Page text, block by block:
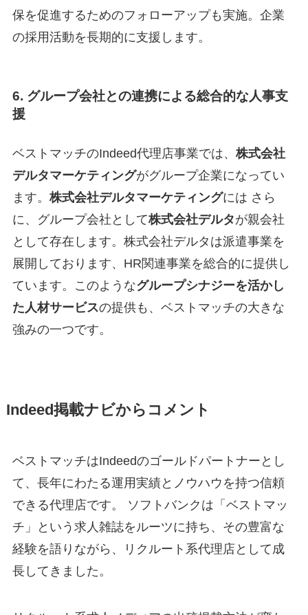
保を促進するためのフォローアップも実施。企業
の採用活動を長期的に支援します。
6. グループ会社との連携による総合的な人事支
援
ベストマッチのIndeed代理店事業では、 株式会社
デルタマーケティングがグループ企業になってい
ます。 株式会社デルタマーケティングには さら
に、グループ会社として株式会社デルタが親会社
として存在します。株式会社デルタは派遣事業を
展開しております、HR関連事業を総合的に提供し
ています。このようなグループシナジーを活かし
た人材サービスの提供も、ベストマッチの大きな
強みの一つです。
Indeed掲載ナビからコメント
ベストマッチはIndeedのゴールドパートナーとし
て、長年にわたる運用実績とノウハウを持つ信頼
できる代理店です。 ソフトバンクは「ベストマッ
チ」という求人雑誌をルーツに持ち、その豊富な
経験を語りながら、リクルート系代理店として成
長してきました。